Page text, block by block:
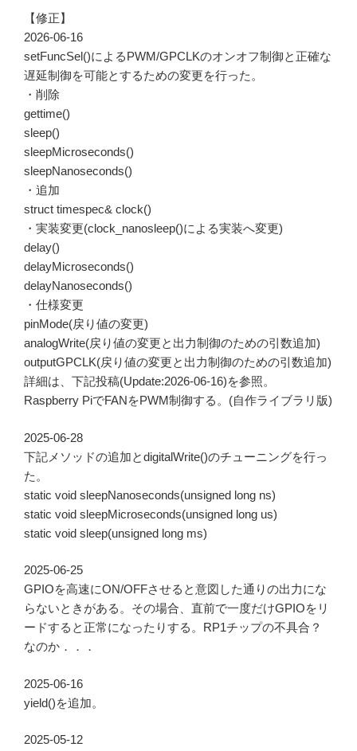
【修正】
2026-06-16
setFuncSel()によるPWM/GPCLKのオンオフ制御と正確な
遅延制御を可能とするための変更を行った。
・削除
gettime()
sleep()
sleepMicroseconds()
sleepNanoseconds()
・追加
struct timespec& clock()
・実装変更(clock_nanosleep()による実装へ変更)
delay()
delayMicroseconds()
delayNanoseconds()
・仕様変更
pinMode(戻り値の変更)
analogWrite(戻り値の変更と出力制御のための引数追加)
outputGPCLK(戻り値の変更と出力制御のための引数追加)
詳細は、下記投稿(Update:2026-06-16)を参照。
Raspberry PiでFANをPWM制御する。(自作ライブラリ版)
2025-06-28
下記メソッドの追加とdigitalWrite()のチューニングを行っ
た。
static void sleepNanoseconds(unsigned long ns)
static void sleepMicroseconds(unsigned long us)
static void sleep(unsigned long ms)
2025-06-25
GPIOを高速にON/OFFさせると意図した通りの出力にな
らないときがある。その場合、直前で一度だけGPIOをリ
ードすると正常になったりする。RP1チップの不具合？
なのか．．．
2025-06-16
yield()を追加。
2025-05-12